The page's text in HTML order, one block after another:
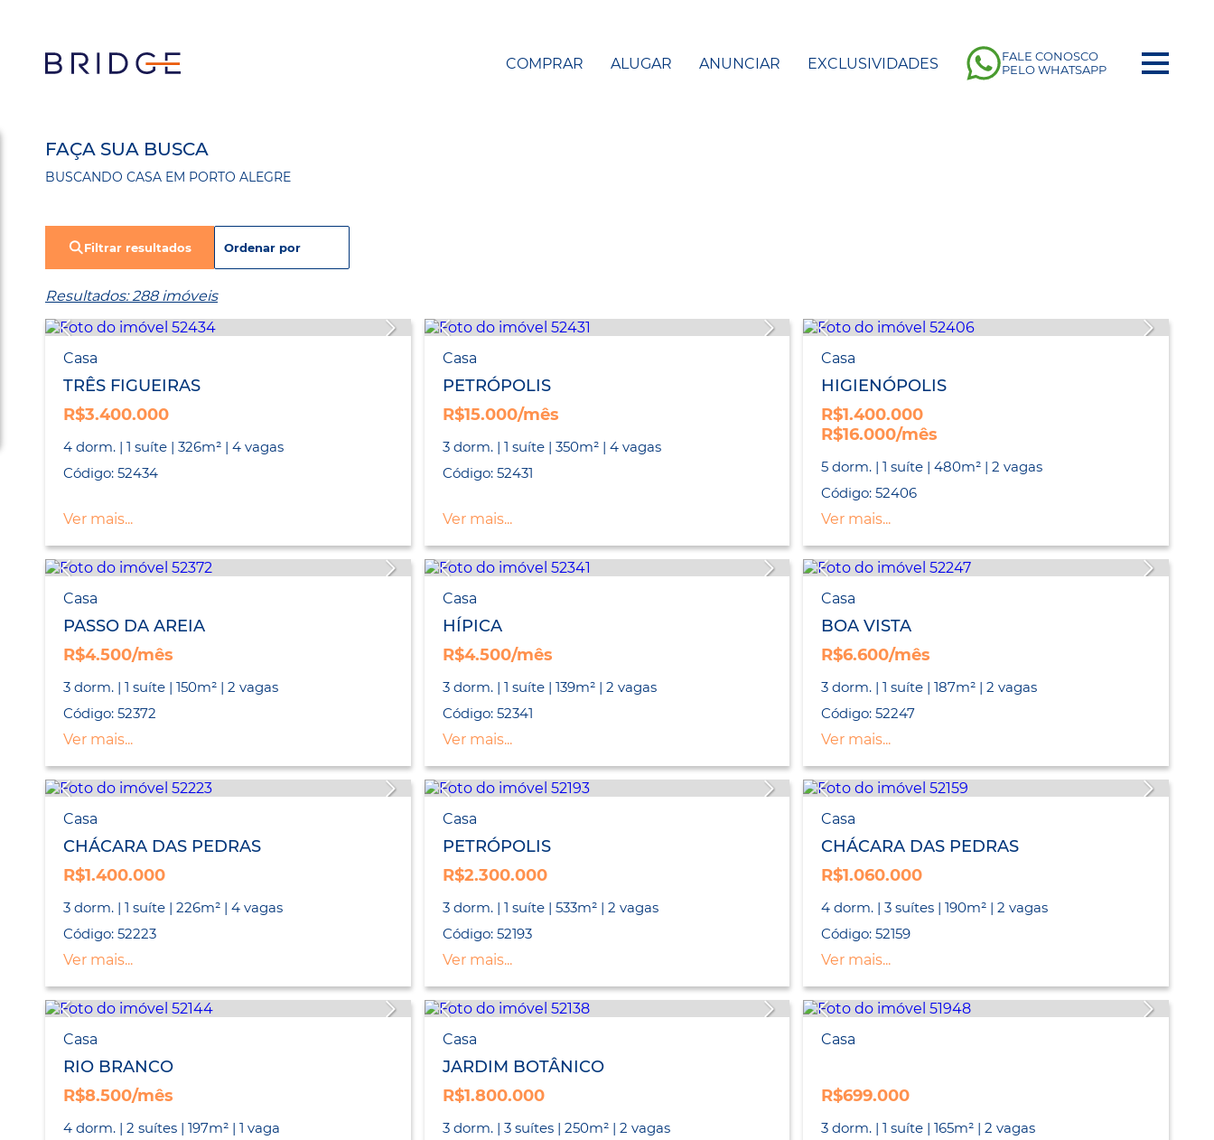
COMPRAR ALUGAR ANUNCIAR EXCLUSIVIDADES
FALE CONOSCO
PELO WHATSAPP
FAÇA SUA BUSCA
BUSCANDO CASA EM PORTO ALEGRE
Filtrar resultados
Resultados: 288 imóveis
Casa
TRÊS FIGUEIRAS
R$3.400.000
4 dorm. | 1 suíte | 326m² | 4 vagas
Código: 52434
Ver mais...
Casa
PETRÓPOLIS
R$15.000/mês
3 dorm. | 1 suíte | 350m² | 4 vagas
Código: 52431
Ver mais...
Casa
HIGIENÓPOLIS
R$1.400.000
R$16.000/mês
5 dorm. | 1 suíte | 480m² | 2 vagas
Código: 52406
Ver mais...
Casa
PASSO DA AREIA
R$4.500/mês
3 dorm. | 1 suíte | 150m² | 2 vagas
Código: 52372
Ver mais...
Casa
HÍPICA
R$4.500/mês
3 dorm. | 1 suíte | 139m² | 2 vagas
Código: 52341
Ver mais...
Casa
BOA VISTA
R$6.600/mês
3 dorm. | 1 suíte | 187m² | 2 vagas
Código: 52247
Ver mais...
Casa
CHÁCARA DAS PEDRAS
R$1.400.000
3 dorm. | 1 suíte | 226m² | 4 vagas
Código: 52223
Ver mais...
Casa
PETRÓPOLIS
R$2.300.000
3 dorm. | 1 suíte | 533m² | 2 vagas
Código: 52193
Ver mais...
Casa
CHÁCARA DAS PEDRAS
R$1.060.000
4 dorm. | 3 suítes | 190m² | 2 vagas
Código: 52159
Ver mais...
Casa
RIO BRANCO
R$8.500/mês
4 dorm. | 2 suítes | 197m² | 1 vaga
Casa
JARDIM BOTÂNICO
R$1.800.000
3 dorm. | 3 suítes | 250m² | 2 vagas
Casa
R$699.000
3 dorm. | 1 suíte | 165m² | 2 vagas